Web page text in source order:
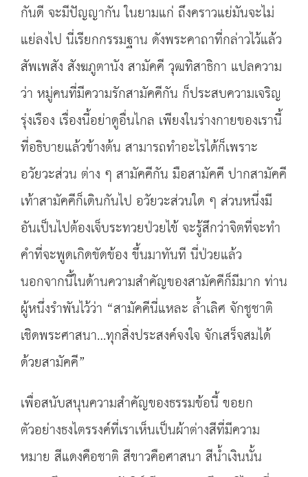
กันดี จะมีปัญญากัน ในยามแก่ ถึงคราวแย่มันจะไม่
แย่ลงไป นี่เรียกกรรมฐาน ดังพระคาถาที่กล่าวไว้แล้ว
สัพเพสัง สังฆภูตานัง สามัคคี วุฒทิสาธิกา แปลความ
ว่า หมู่คนที่มีความรักสามัคคีกัน ก็ประสบความเจริญ
รุ่งเรือง เรื่องนี้อย่าดูอื่นไกล เพียงในร่างกายของเรานี้
ที่อธิบายแล้วข้างต้น สามารถทำอะไรได้ก็เพราะ
อวัยวะส่วน ต่าง ๆ สามัคคีกัน มือสามัคคี ปากสามัคคี
เท้าสามัคคีก็เดินกันไป อวัยวะส่วนใด ๆ ส่วนหนึ่งมี
อันเป็นไปต้องเจ็บระทวยป่วยไข้ จะรู้สึกว่าจิตที่จะทำ
คำที่จะพูดเกิดขัดข้อง ขึ้นมาทันที นี่ป่วยแล้ว
นอกจากนี้ในด้านความสำคัญของสามัคคีก็มีมาก ท่าน
ผู้หนึ่งรำพันไว้ว่า “สามัคคีนี่แหละ ล้ำเลิศ จักชูชาติ
เชิดพระศาสนา…ทุกสิ่งประสงค์จงใจ จักเสร็จสมได้
ด้วยสามัคคี”
เพื่อสนับสนุนความสำคัญของธรรมข้อนี้ ขอยก
ตัวอย่างธงไตรรงค์ที่เราเห็นเป็นผ้าต่างสีที่มีความ
หมาย สีแดงคือชาติ สีขาวคือศาสนา สีน้ำเงินนั้น